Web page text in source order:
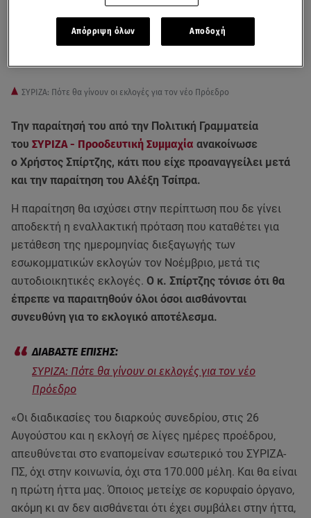
ΣΥΡΙΖΑ: Πότε θα γίνουν οι εκλογές για τον νέο Πρόεδρο
Την παραίτησή του από την Πολιτική Γραμματεία
του ΣΥΡΙΖΑ - Προοδευτική Συμμαχία ανακοίνωσε
ο Χρήστος Σπίρτζης, κάτι που είχε προαναγγείλει μετά
και την παραίτηση του Αλέξη Τσίπρα.
Η παραίτηση θα ισχύσει στην περίπτωση που δε γίνει
αποδεκτή η εναλλακτική πρόταση που καταθέτει για
μετάθεση της ημερομηνίας διεξαγωγής των
εσωκομματικών εκλογών τον Νοέμβριο, μετά τις
αυτοδιοικητικές εκλογές. Ο κ. Σπίρτζης τόνισε ότι θα
έπρεπε να παραιτηθούν όλοι όσοι αισθάνονται
συνευθύνη για το εκλογικό αποτέλεσμα.
ΣΥΡΙΖΑ: Πότε θα γίνουν οι εκλογές για τον νέο
Πρόεδρο
«Οι διαδικασίες του διαρκούς συνεδρίου, στις 26
Αυγούστου και η εκλογή σε λίγες ημέρες προέδρου,
απευθύνεται στο εναπομείναν εσωτερικό του ΣΥΡΙΖΑ-
ΠΣ, όχι στην κοινωνία, όχι στα 170.000 μέλη. Και θα είναι
η πρώτη ήττα μας. Όποιος μετείχε σε κορυφαίο όργανο,
ακόμη κι αν δεν αισθάνεται ότι έχει συμβάλει στην ήττα,
Απόρριψη όλων Αποδοχή